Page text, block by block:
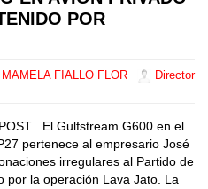
POR
MAMELA FIALLO FLOR
Director
El Gulfstream G600 en el
pertenece al empresario José
irregulares al Partido de
por la operación Lava Jato. La